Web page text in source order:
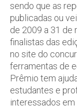
sendo que as
publicadas ou
de 2009 a 31 de
finalistas das
no site do
ferramentas de
Prêmio tem
estudantes e
interessados